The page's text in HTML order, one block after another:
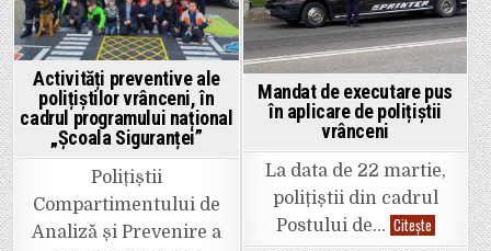
Activități preventive ale
polițiștilor vrânceni, în
cadrul programului național
„Școala Siguranței”
Polițiștii
Compartimentului de
Analiză și Prevenire a
Mandat de executare pus
în aplicare de polițiștii
vrânceni
La data de 22 martie,
polițiștii din cadrul
Postului de… CiteșteMandat
de